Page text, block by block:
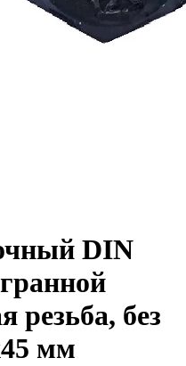
DIN
резьба, без
мм